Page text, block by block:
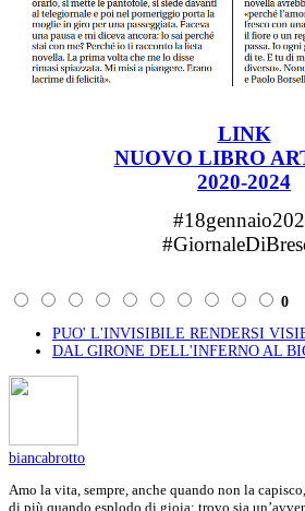
LINK
NUOVO LIBRO
2020-2024
0
PUO' L'INVISIBILE RENDERSI
DAL GIRONE DELL'INFERNO AL
biancabrotto
Amo la vita, sempre, anche quando non la
di più quando esplodo di gioia; trovo sia